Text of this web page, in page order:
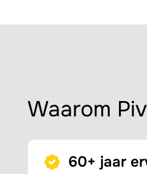
Waarom
60+ jaar